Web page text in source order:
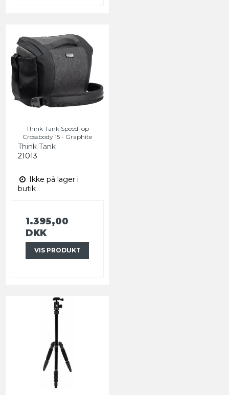
Think Tank SpeedTop
Crossbody 15 - Graphite
Think Tank
21013
Ikke på lager i
butik
1.395,00
DKK
VIS PRODUKT